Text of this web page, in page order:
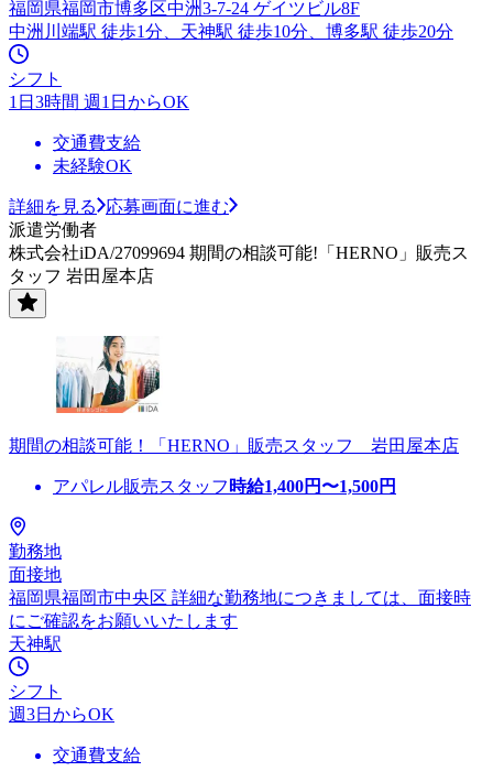
福岡県福岡市博多区中洲3-7-24 ゲイツビル8F
中洲川端駅 徒歩1分、天神駅 徒歩10分、博多駅 徒歩20分
シフト
1日3時間 週1日からOK
交通費支給
未経験OK
詳細を見る
応募画面に進む
派遣労働者
株式会社iDA/27099694 期間の相談可能!「HERNO」販売ス
タッフ 岩田屋本店
期間の相談可能！「HERNO」販売スタッフ 岩田屋本店
アパレル販売スタッフ 時給1,400円〜1,500円
勤務地
面接地
福岡県福岡市中央区 詳細な勤務地につきましては、面接時
にご確認をお願いいたします
天神駅
シフト
週3日からOK
交通費支給